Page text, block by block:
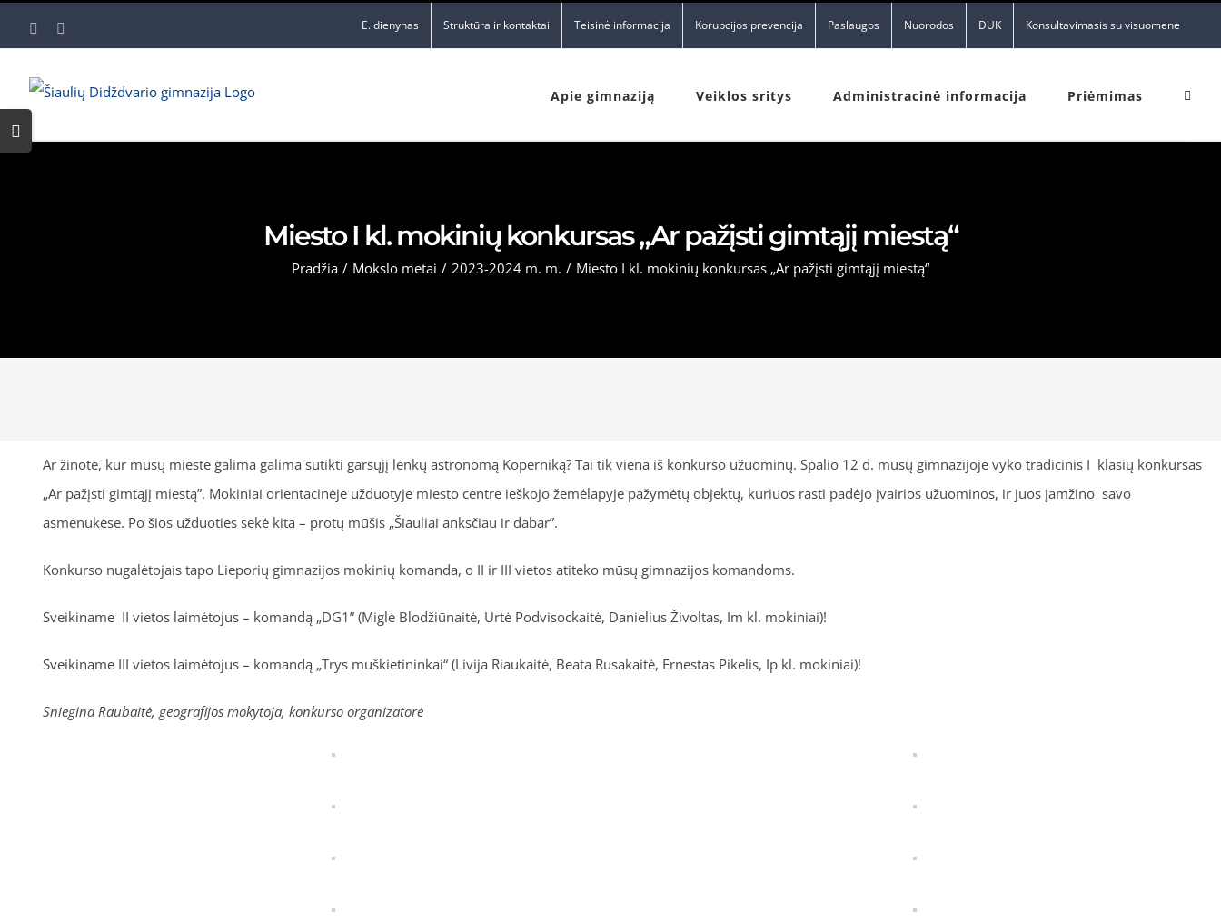
Facebook E. dienynas Struktūra ir kontaktai Teisinė informacija Korupcijos prevencija Paslaugos Nuorodos DUK Konsultavimasis su visuomene
Apie gimnaziją Veiklos sritys Administracinė informacija Priėmimas
Miesto I kl. mokinių konkursas „Ar pažįsti gimtąjį miestą“
Pradžia / Mokslo metai / 2023-2024 m. m. / Miesto I kl. mokinių konkursas „Ar pažįsti gimtąjį miestą“
Ar žinote, kur mūsų mieste galima galima sutikti garsųjį lenkų astronomą Koperniką? Tai tik viena iš konkurso užuominų. Spalio 12 d. mūsų gimnazijoje vyko tradicinis I klasių konkursas
„Ar pažįsti gimtąjį miestą”. Mokiniai orientacinėje užduotyje miesto centre ieškojo žemėlapyje pažymėtų objektų, kuriuos rasti padėjo įvairios užuominos, ir juos įamžino savo
asmenukėse. Po šios užduoties sekė kita – protų mūšis „Šiauliai anksčiau ir dabar”.
Konkurso nugalėtojais tapo Lieporių gimnazijos mokinių komanda, o II ir III vietos atiteko mūsų gimnazijos komandoms.
Sveikiname II vietos laimėtojus – komandą „DG1” (Miglė Blodžiūnaitė, Urtė Podvisockaitė, Danielius Živoltas, Im kl. mokiniai)!
Sveikiname III vietos laimėtojus – komandą „Trys muškietininkai“ (Livija Riaukaitė, Beata Rusakaitė, Ernestas Pikelis, Ip kl. mokiniai)!
Sniegina Raubaitė, geografijos mokytoja, konkurso organizatorė
Toggle
Sliding